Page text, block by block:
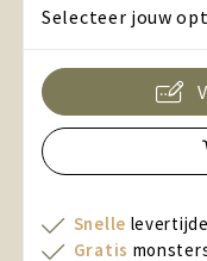
Selecteer jouw
Snelle
Gratis